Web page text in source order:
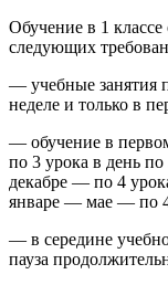
Обучение в 1
следующих
— учебные занятия
неделе и только в
— обучение в
по 3 урока в день
декабре — по 4
январе — мае — по
— в середине
пауза